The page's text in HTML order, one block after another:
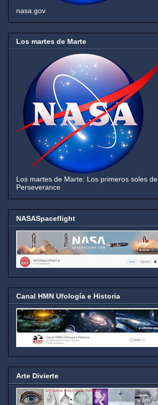
nasa.gov
Los martes de Marte
Los martes de Marte: Los primeros soles de
Perseverance
NASASpaceflight
Canal HMN Ufología e Historia
Arte Divierte